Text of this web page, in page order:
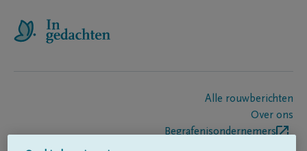
Alle rouwberichten
Over ons
Begrafenisondernemers